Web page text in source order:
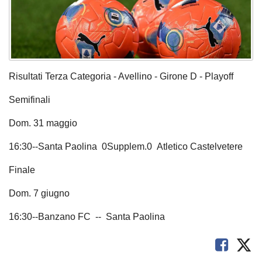
Risultati Terza Categoria - Avellino - Girone D - Playoff
Semifinali
Dom. 31 maggio
16:30--Santa Paolina 0Supplem.0 Atletico Castelvetere
Finale
Dom. 7 giugno
16:30--Banzano FC -- Santa Paolina